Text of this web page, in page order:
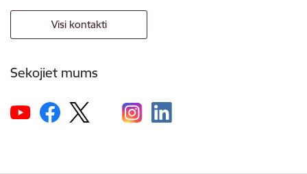
Visi kontakti
Sekojiet mums